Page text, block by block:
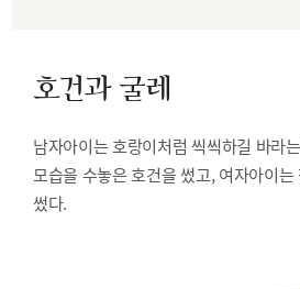
호건과 굴레
남자아이는 호랑이처럼 씩씩하길 바라
모습을 수놓은 호건을 썼고, 여자아이
썼다.